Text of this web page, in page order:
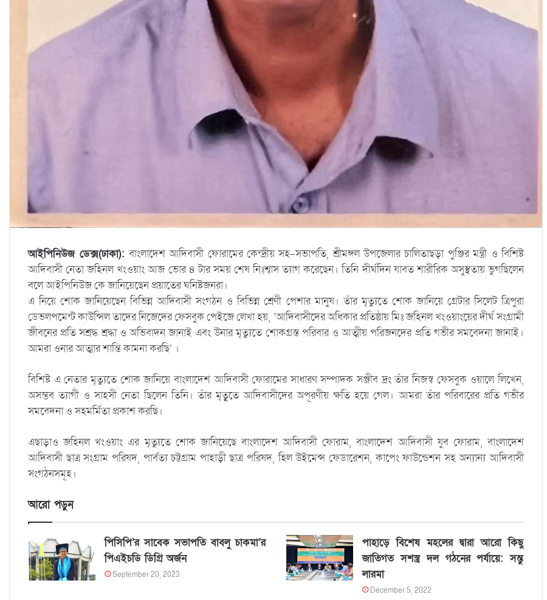
আইপিনিউজ ডেক্স(ঢাকা): বাংলাদেশ আদিবাসী ফোরামের কেন্দ্রীয় সহ-সভাপতি, শ্রীমঙ্গল উপজেলার চালিতাছড়া পুঞ্জির মন্ত্রী ও বিশিষ্ট
আদিবাসী নেতা জহিনল খংওয়াং আজ ভোর ৪ টার সময় শেষ নিঃশ্বাস ত্যাগ করেছেন। তিনি দীর্ঘদিন যাবত শারীরিক অসুস্থতায় ভুগছিলেন
বলে আইপিনিউজ কে জানিয়েছেন প্রয়াতের ঘনিষ্টজনরা।
এ নিয়ে শোক জানিয়েছেন বিভিন্ন আদিবাসী সংগঠন ও বিভিন্ন শ্রেণী পেশার মানুষ। তাঁর মৃত্যুতে শোক জানিয়ে গ্রেটার সিলেট ত্রিপুরা
ডেভলপমেন্ট কাউন্সিল তাদের নিজেদের ফেসবুক পেইজে লেখা হয়, ‘আদিবাসীদের অধিকার প্রতিষ্ঠায় মিঃ জহিনল খংওয়াংয়ের দীর্ঘ সংগ্রামী
জীবনের প্রতি সশ্রদ্ধ শ্রদ্ধা ও অভিবাদন জানাই এবং উনার মৃত্যুতে শোকগ্রস্ত পরিবার ও আত্মীয় পরিজনদের প্রতি গভীর সমবেদনা জানাই।
আমরা ওনার আত্মার শান্তি কামনা করছি’ ।
বিশিষ্ট এ নেতার মৃত্যুতে শোক জানিয়ে বাংলাদেশ আদিবাসী ফোরামের সাধারণ সম্পাদক সঞ্জীব দ্রং তাঁর নিজস্ব ফেসবুক ওয়ালে লিখেন,
অসম্ভব ত্যাগী ও সাহসী নেতা ছিলেন তিনি। তাঁর মৃতূুতে আদিবাসীদের অপূরণীয় ক্ষতি হয়ে গেল। আমরা তাঁর পরিবারের প্রতি গভীর
সমবেদনা ও সহমর্মিতা প্রকাশ করছি।
এছাড়াও জহিনল খংওয়াং এর মৃত্যুতে শোক জানিয়েছে বাংলাদেশ আদিবাসী ফোরাম, বাংলাদেশ আদিবাসী যুব ফোরাম, বাংলাদেশ
আদিবাসী ছাত্র সংগ্রাম পরিষদ, পার্বত্য চট্টগ্রাম পাহাড়ী ছাত্র পরিষদ, হিল উইমেন্স ফেডারেশন, কাপেং ফাউন্ডেশন সহ অন্যান্য আদিবাসী
সংগঠনসমূহ।
আরো পড়ুন
পিসিপি’র সাবেক সভাপতি বাবলু চাকমা’র
পিএইচডি ডিগ্রি অর্জন
September 20, 2023
পাহাড়ে বিশেষ মহলের দ্বারা আরো কিছু
জাতিগত সশস্ত্র দল গঠনের পর্যায়ে: সন্তু
লারমা
December 5, 2022